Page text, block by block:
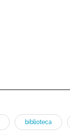
biblioteca